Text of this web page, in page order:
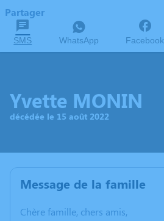
Partager
SMS WhatsApp Facebook
Yvette MONIN
décédée le 15 août 2022
Message de la famille
Chère famille, chers amis,